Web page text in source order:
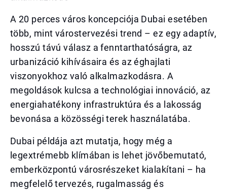
A 20 perces város koncepciója Dubai esetében
több, mint várostervezési trend – ez egy adaptív,
hosszú távú válasz a fenntarthatóságra, az
urbanizáció kihívásaira és az éghajlati
viszonyokhoz való alkalmazkodásra. A
megoldások kulcsa a technológiai innováció, az
energiahatékony infrastruktúra és a lakosság
bevonása a közösségi terek használatába.
Dubai példája azt mutatja, hogy még a
legextrémebb klímában is lehet jövőbemutató,
emberközpontú városrészeket kialakítani – ha
megfelelő tervezés, rugalmasság és